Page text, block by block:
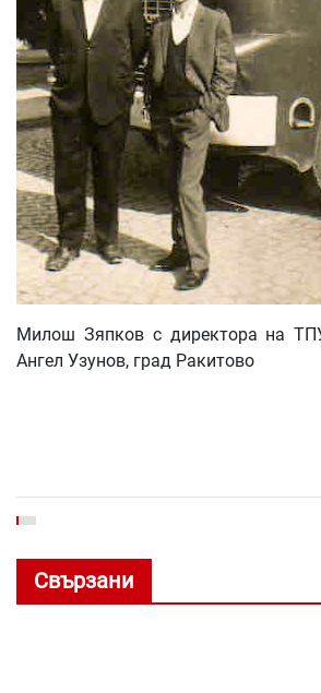
Милош Зяпков с директора на
Ангел Узунов, град Ракитово
Свързани